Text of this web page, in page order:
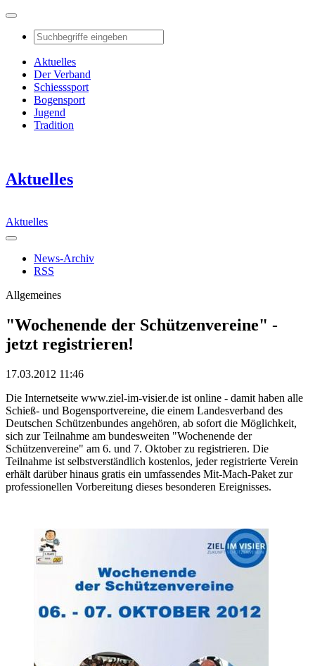
Aktuelles
Der Verband
Schiesssport
Bogensport
Jugend
Tradition
Aktuelles
Aktuelles
News-Archiv
RSS
Allgemeines
"Wochenende der Schützenvereine" -
jetzt registrieren!
17.03.2012 11:46
Die Internetseite www.ziel-im-visier.de ist online - damit haben alle
Schieß- und Bogensportvereine, die einem Landesverband des
Deutschen Schützenbundes angehören, ab sofort die Möglichkeit,
sich zur Teilnahme am bundesweiten "Wochenende der
Schützenvereine" am 6. und 7. Oktober zu registrieren. Die
Teilnahme ist selbstverständlich kostenlos, jeder registrierte Verein
erhält darüber hinaus gratis ein umfassendes Mit-Mach-Paket zur
professionellen Vorbereitung dieses besonderen Ereignisses.